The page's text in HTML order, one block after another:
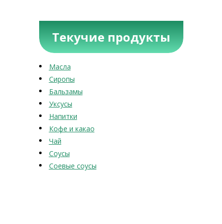
Текучие продукты
Масла
Сиропы
Бальзамы
Уксусы
Напитки
Кофе и какао
Чай
Соусы
Соевые соусы